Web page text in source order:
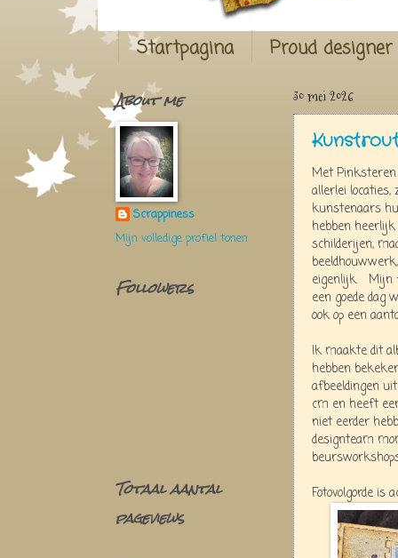
Startpagina Proud
30 mei 2026
Met
allerlei locaties,
kunstenaars
hebben
schilderijen,
eigenlijk. Mijn
een goede dag
ook op een
Ik maakte dit
hebben
afbeeldingen
cm en heeft
niet eerder
designteam
Fotovolgorde is
About me
Scrappiness
Mijn volledige profiel tonen
Followers
Totaal aantal
pageviews